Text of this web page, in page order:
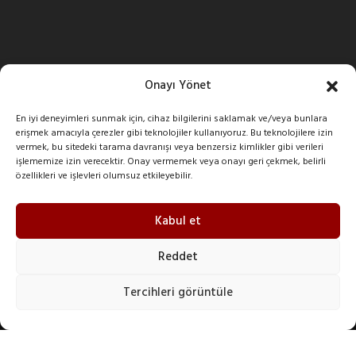
Onayı Yönet
En iyi deneyimleri sunmak için, cihaz bilgilerini saklamak ve/veya bunlara
erişmek amacıyla çerezler gibi teknolojiler kullanıyoruz. Bu teknolojilere izin
vermek, bu sitedeki tarama davranışı veya benzersiz kimlikler gibi verileri
işlememize izin verecektir. Onay vermemek veya onayı geri çekmek, belirli
özellikleri ve işlevleri olumsuz etkileyebilir.
Kabul et
Reddet
Tercihleri görüntüle
Şeyhli Mah. Sanayi Cad. No:1 Pendik/İstanbul/Turkey
+90 216 378 03 26
imak@imakreduktor.com
imak@imakreduktor.com